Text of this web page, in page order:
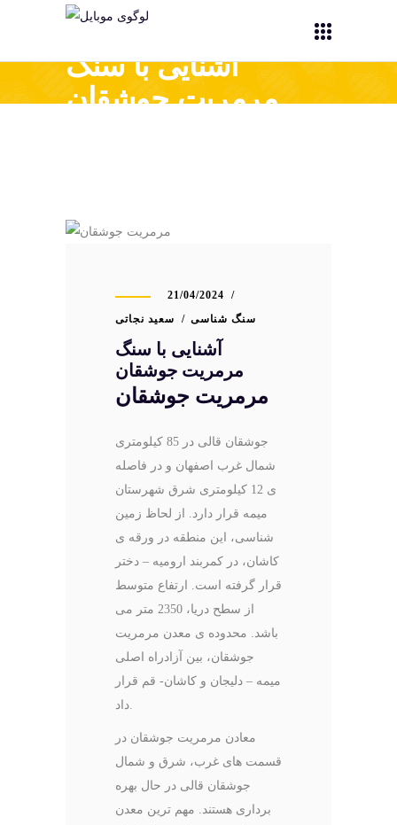
آشنایی با سنگ
مرمریت جوشقان
21/04/2024
سعید نجاتی
سنگ شناسی
آشنایی با سنگ
مرمریت جوشقان
مرمریت جوشقان
جوشقان قالی در 85 کیلومتری
شمال غرب اصفهان و در فاصله
ی 12 کیلومتری شرق شهرستان
میمه قرار دارد. از لحاظ زمین
شناسی، این منطقه در ورقه ی
کاشان، در کمربند ارومیه – دختر
قرار گرفته است. ارتفاع متوسط
از سطح دریا، 2350 متر می
باشد. محدوده ی معدن مرمریت
جوشقان، بین آزادراه اصلی
میمه – دلیجان و کاشان- قم قرار
معادن مرمریت جوشقان در
قسمت های غرب، شرق و شمال
جوشقان قالی در حال بهره
برداری هستند. مهم ترین معدن